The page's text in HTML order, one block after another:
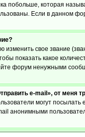
побольше, которая
Если в данном
свое звание
показать какое
форум ненужными
e-mail», от меня
могут
анонимными